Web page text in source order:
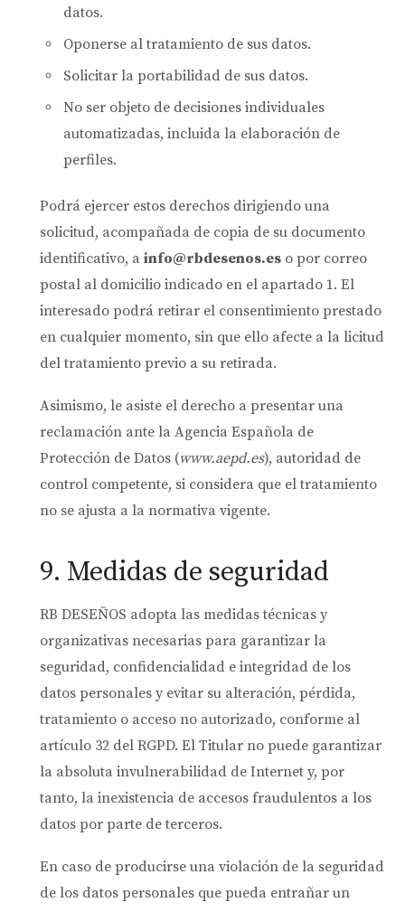
datos.
Oponerse al tratamiento de sus datos.
Solicitar la portabilidad de sus datos.
No ser objeto de decisiones individuales
automatizadas, incluida la elaboración de
perfiles.
Podrá ejercer estos derechos dirigiendo una
solicitud, acompañada de copia de su documento
identificativo, a info@rbdesenos.es o por correo
postal al domicilio indicado en el apartado 1. El
interesado podrá retirar el consentimiento prestado
en cualquier momento, sin que ello afecte a la licitud
del tratamiento previo a su retirada.
Asimismo, le asiste el derecho a presentar una
reclamación ante la Agencia Española de
Protección de Datos (www.aepd.es), autoridad de
control competente, si considera que el tratamiento
no se ajusta a la normativa vigente.
9. Medidas de seguridad
RB DESEÑOS adopta las medidas técnicas y
organizativas necesarias para garantizar la
seguridad, confidencialidad e integridad de los
datos personales y evitar su alteración, pérdida,
tratamiento o acceso no autorizado, conforme al
artículo 32 del RGPD. El Titular no puede garantizar
la absoluta invulnerabilidad de Internet y, por
tanto, la inexistencia de accesos fraudulentos a los
datos por parte de terceros.
En caso de producirse una violación de la seguridad
de los datos personales que pueda entrañar un